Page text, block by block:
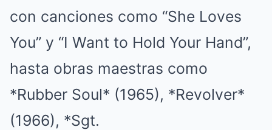
con canciones como “She Loves
You” y “I Want to Hold Your Hand”,
hasta obras maestras como
*Rubber Soul* (1965), *Revolver*
(1966), *Sgt.